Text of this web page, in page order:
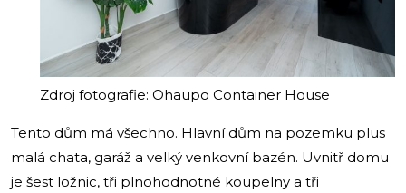
Zdroj fotografie: Ohaupo Container House
Tento dům má všechno. Hlavní dům na pozemku plus
malá chata, garáž a velký venkovní bazén. Uvnitř domu
je šest ložnic, tři plnohodnotné koupelny a tři